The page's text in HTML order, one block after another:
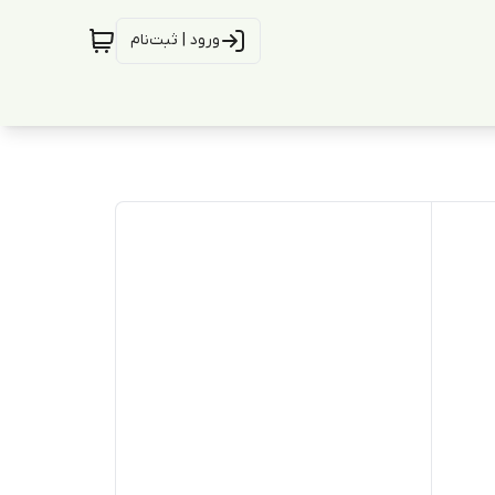
ورود | ثبت‌نام